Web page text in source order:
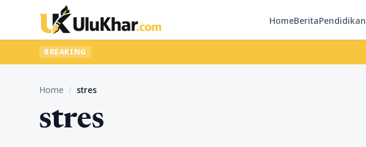
HomeBeritaPendidikan
BREAKING
Home / stres
stres